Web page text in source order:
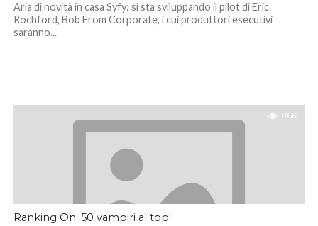
Aria di novità in casa Syfy: si sta sviluppando il pilot di Eric
Rochford, Bob From Corporate, i cui produttori esecutivi
saranno...
8.6K
Ranking On: 50 vampiri al top!